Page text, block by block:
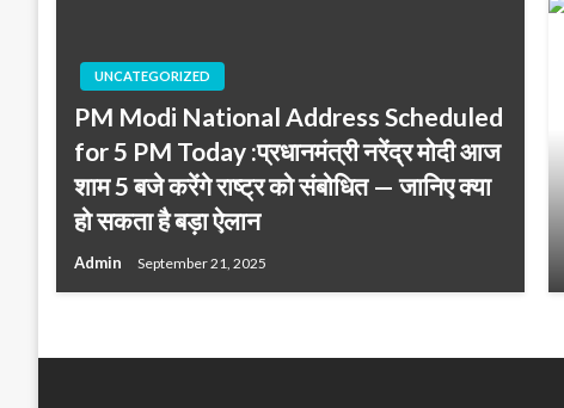
UNCATEGORIZED
PM Modi National Address Scheduled
for 5 PM Today :प्रधानमंत्री नरेंद्र मोदी आज
शाम 5 बजे करेंगे राष्ट्र को संबोधित — जानिए क्या
हो सकता है बड़ा ऐलान
Admin September 21, 2025